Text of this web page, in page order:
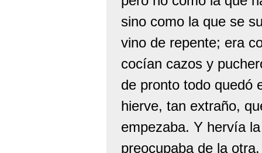
sino como la que se
vino de repente; era
cocían cazos y
de pronto todo quedó
hierve, tan extraño,
empezaba. Y hervía
preocupaba de la